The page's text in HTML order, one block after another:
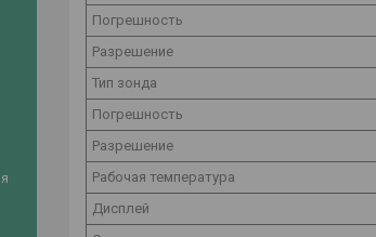
Погрешность
Разрешение
Тип зонда
Погрешность
Разрешение
Рабочая температура
Дисплей